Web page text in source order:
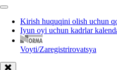
Kirish huquqini olish uchun
Iyun oyi uchun kadrlar
Voyti/Zaregistrirovatsya